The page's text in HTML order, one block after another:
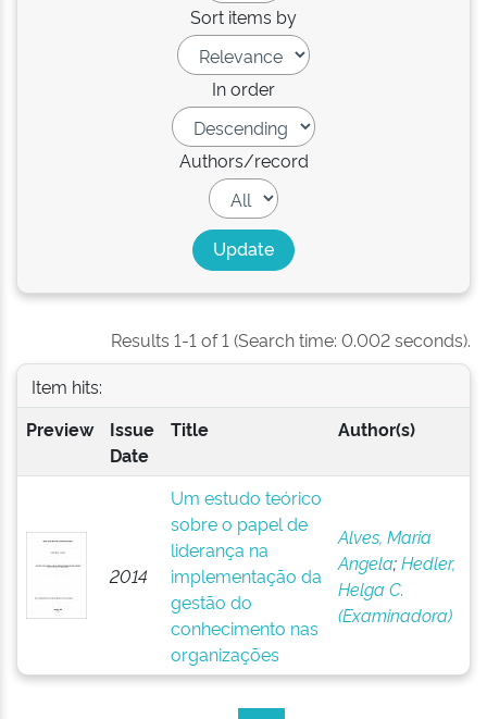
Sort items by
In order
Authors/record
Results 1-1 of 1 (Search time: 0.002 seconds).
Item hits:
Preview
Issue
Date
Title Author(s)
2014
Um estudo teórico
sobre o papel de
liderança na
implementação da
gestão do
conhecimento nas
organizações
Alves, Maria
Angela;Hedler,
Helga C.
(Examinadora)